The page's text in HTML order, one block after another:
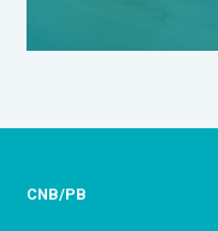
CNB/PB